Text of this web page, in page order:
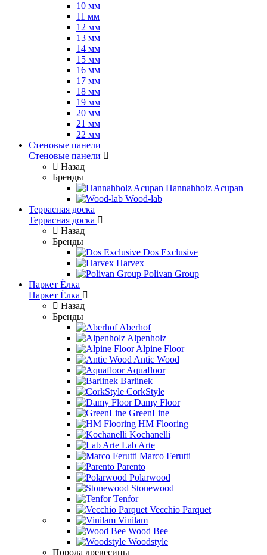
10 мм
11 мм
12 мм
13 мм
14 мм
15 мм
16 мм
17 мм
18 мм
19 мм
20 мм
21 мм
22 мм
Стеновые панели
Стеновые панели
Назад
Бренды
Hannahholz Acupan
Wood-lab
Террасная доска
Террасная доска
Назад
Бренды
Dos Exclusive
Harvex
Polivan Group
Паркет Ёлка
Паркет Ёлка
Назад
Бренды
Aberhof
Alpenholz
Alpine Floor
Antic Wood
Aquafloor
Barlinek
CorkStyle
Damy Floor
GreenLine
HM Flooring
Kochanelli
Lab Arte
Marco Ferutti
Parento
Polarwood
Stonewood
Tenfor
Vecchio Parquet
Vinilam
Wood Bee
Woodstyle
Порода древесины